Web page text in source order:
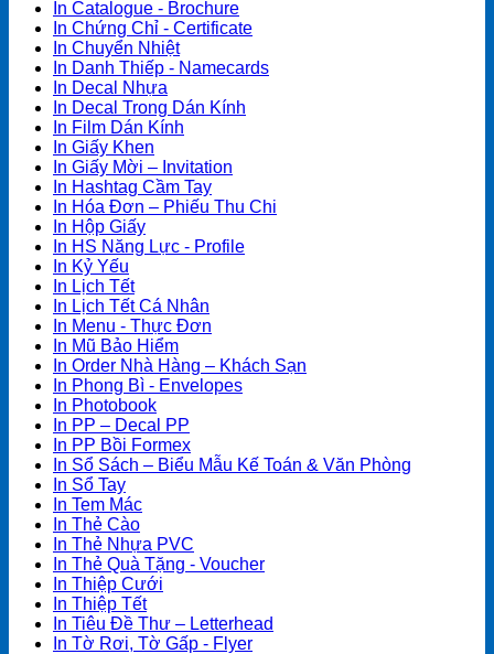
In Catalogue - Brochure
In Chứng Chỉ - Certificate
In Chuyển Nhiệt
In Danh Thiếp - Namecards
In Decal Nhựa
In Decal Trong Dán Kính
In Film Dán Kính
In Giấy Khen
In Giấy Mời – Invitation
In Hashtag Cầm Tay
In Hóa Đơn – Phiếu Thu Chi
In Hộp Giấy
In HS Năng Lực - Profile
In Kỷ Yếu
In Lịch Tết
In Lịch Tết Cá Nhân
In Menu - Thực Đơn
In Mũ Bảo Hiểm
In Order Nhà Hàng – Khách Sạn
In Phong Bì - Envelopes
In Photobook
In PP – Decal PP
In PP Bồi Formex
In Sổ Sách – Biểu Mẫu Kế Toán & Văn Phòng
In Sổ Tay
In Tem Mác
In Thẻ Cào
In Thẻ Nhựa PVC
In Thẻ Quà Tặng - Voucher
In Thiệp Cưới
In Thiệp Tết
In Tiêu Đề Thư – Letterhead
In Tờ Rơi, Tờ Gấp - Flyer